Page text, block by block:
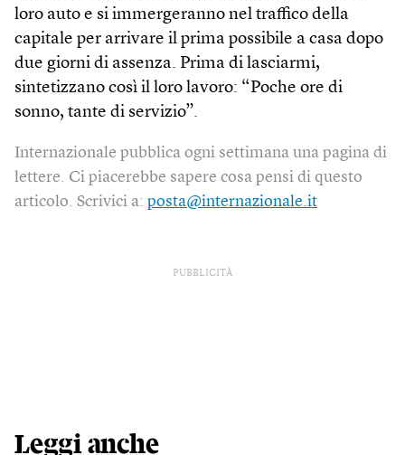
loro auto e si immergeranno nel traffico della
capitale per arrivare il prima possibile a casa dopo
due giorni di assenza. Prima di lasciarmi,
sintetizzano così il loro lavoro: “Poche ore di
sonno, tante di servizio”.
Internazionale pubblica ogni settimana una pagina di
lettere. Ci piacerebbe sapere cosa pensi di questo
articolo. Scrivici a: posta@internazionale.it
PUBBLICITÀ
Leggi anche